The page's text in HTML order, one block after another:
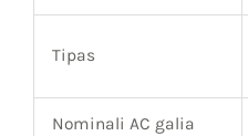
Tipas
Nominali AC galia